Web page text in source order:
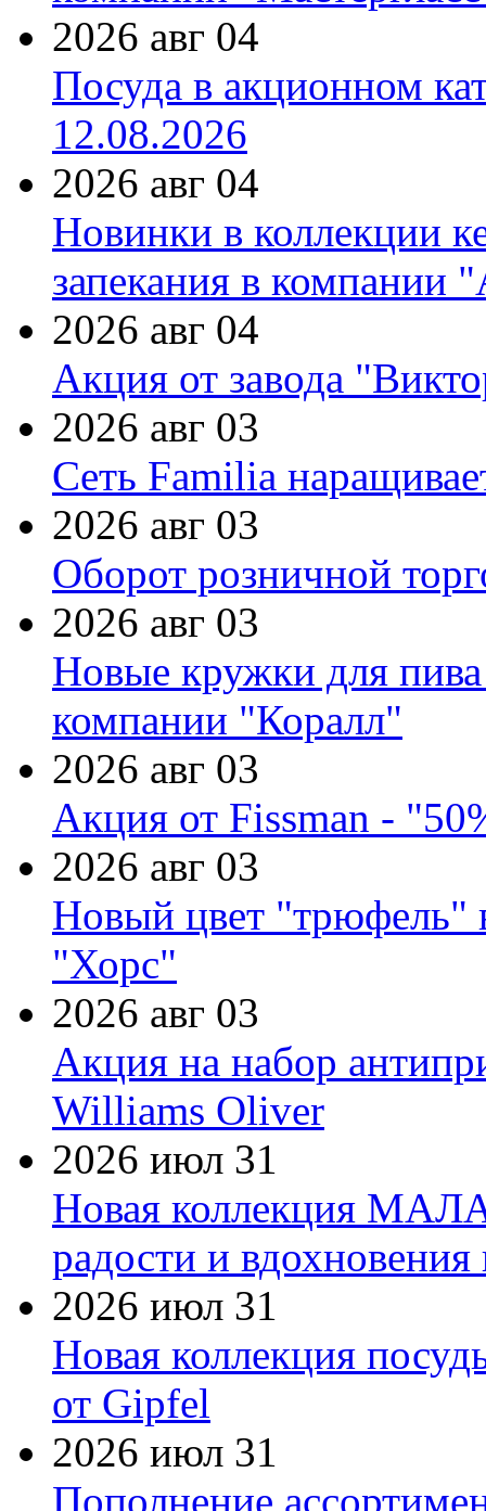
2026 авг 04
Посуда в акционном
12.08.2026
2026 авг 04
Новинки в коллекции
запекания в компании
2026 авг 04
Акция от завода
2026 авг 03
Сеть Familia
2026 авг 03
Оборот розничной
2026 авг 03
Новые кружки для
компании "Коралл"
2026 авг 03
Акция от Fissman -
2026 авг 03
Новый цвет "трюфель"
"Хорс"
2026 авг 03
Акция на набор
Williams Oliver
2026 июл 31
Новая коллекция
радости и
2026 июл 31
Новая коллекция
от Gipfel
2026 июл 31
Пополнение